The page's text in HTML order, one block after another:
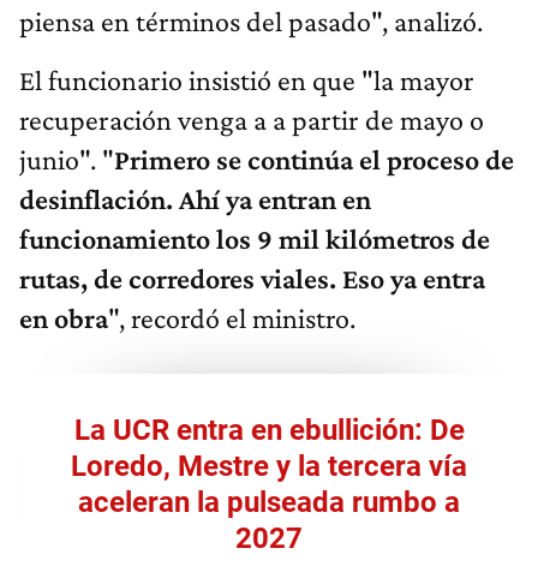
piensa en términos del pasado", analizó.
El funcionario insistió en que "la mayor
recuperación venga a a partir de mayo o
junio". "Primero se continúa el proceso de
desinflación. Ahí ya entran en
funcionamiento los 9 mil kilómetros de
rutas, de corredores viales. Eso ya entra
en obra", recordó el ministro.
La UCR entra en ebullición: De
Loredo, Mestre y la tercera vía
aceleran la pulseada rumbo a
2027